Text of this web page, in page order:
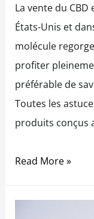
La vente du
États-Unis et
molécule
profiter
préférable de
Toutes les
produits conçus
Read More »